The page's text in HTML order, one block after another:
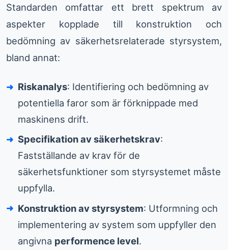
Standarden omfattar ett brett spektrum av
aspekter kopplade till konstruktion och
bedömning av säkerhetsrelaterade styrsystem,
bland annat:
Riskanalys: Identifiering och bedömning av
potentiella faror som är förknippade med
maskinens drift.
Specifikation av säkerhetskrav:
Fastställande av krav för de
säkerhetsfunktioner som styrsystemet måste
uppfylla.
Konstruktion av styrsystem: Utformning och
implementering av system som uppfyller den
angivna performence level.